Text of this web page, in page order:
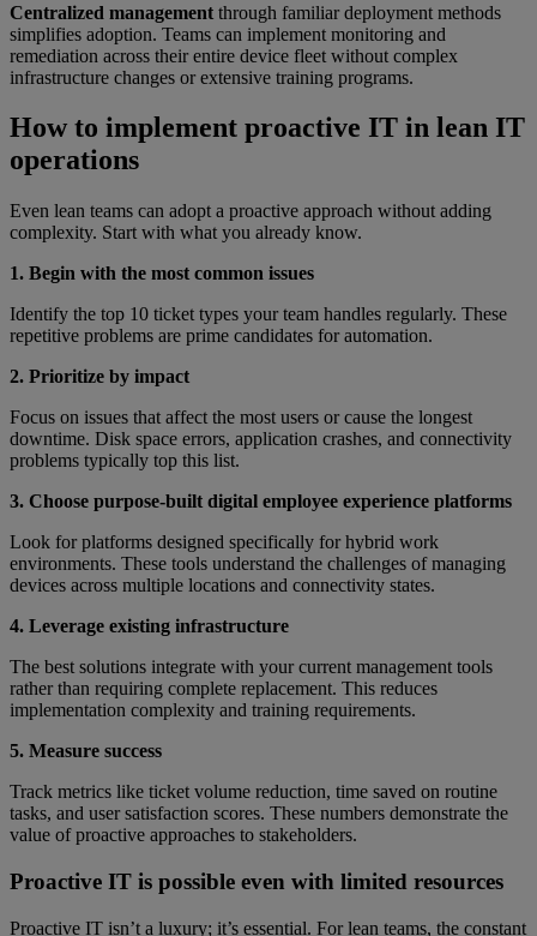
Centralized management through familiar deployment methods
simplifies adoption. Teams can implement monitoring and
remediation across their entire device fleet without complex
infrastructure changes or extensive training programs.
How to implement proactive IT in lean IT
operations
Even lean teams can adopt a proactive approach without adding
complexity. Start with what you already know.
1. Begin with the most common issues
Identify the top 10 ticket types your team handles regularly. These
repetitive problems are prime candidates for automation.
2. Prioritize by impact
Focus on issues that affect the most users or cause the longest
downtime. Disk space errors, application crashes, and connectivity
problems typically top this list.
3. Choose purpose-built digital employee experience platforms
Look for platforms designed specifically for hybrid work
environments. These tools understand the challenges of managing
devices across multiple locations and connectivity states.
4. Leverage existing infrastructure
The best solutions integrate with your current management tools
rather than requiring complete replacement. This reduces
implementation complexity and training requirements.
5. Measure success
Track metrics like ticket volume reduction, time saved on routine
tasks, and user satisfaction scores. These numbers demonstrate the
value of proactive approaches to stakeholders.
Proactive IT is possible even with limited resources
Proactive IT isn’t a luxury; it’s essential. For lean teams, the constant